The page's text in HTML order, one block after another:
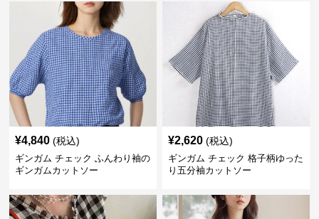
¥4,840 (税込)
ギンガム チェック ふんわり袖の
ギンガムカットソー
¥2,620 (税込)
ギンガム チェック 格子柄ゆった
り五分袖カットソー